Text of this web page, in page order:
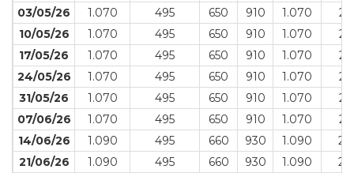
03/05/26 1.070 495 650 910 1.070
10/05/26
1.070 495 650 910 1.070
17/05/26
1.070 495 650 910 1.070
24/05/26
1.070 495 650 910 1.070
31/05/26
1.070 495 650 910 1.070
07/06/26
1.070 495 650 910 1.070
14/06/26
1.090 495 660 930 1.090
21/06/26
1.090 495 660 930 1.090